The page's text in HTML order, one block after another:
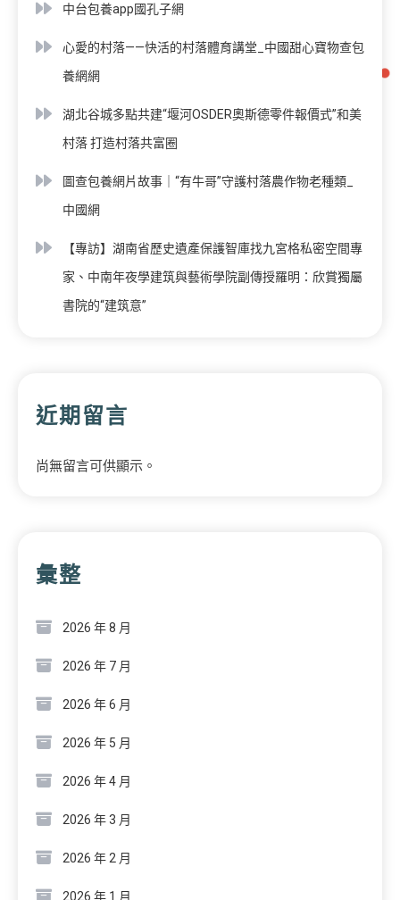
中台包養app國孔子網
心愛的村落——快活的村落體育講堂_中國甜心寶物查包
養網網
湖北谷城多點共建“堰河OSDER奧斯德零件報價式”和美
村落 打造村落共富圈
圖查包養網片故事｜“有牛哥”守護村落農作物老種類_
中國網
【專訪】湖南省歷史遺產保護智庫找九宮格私密空間專
家、中南年夜學建筑與藝術學院副傳授羅明：欣賞獨屬
書院的“建筑意”
近期留言
尚無留言可供顯示。
彙整
2026 年 8 月
2026 年 7 月
2026 年 6 月
2026 年 5 月
2026 年 4 月
2026 年 3 月
2026 年 2 月
2026 年 1 月